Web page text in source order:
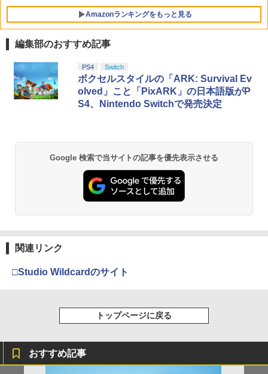
ルダノデンセツ ティア-ズ オブ ザ キン
グダム]
￥7,830
レステ]
￥7,980
5
【中古】Wii U スーパーマリオメーカー
セット
￥7,480
Amazonランキングをもっと見る
1
劇場版「鬼滅の刃」無限城編 第一章 猗
窩座再来 通常版 [Blu-ray]
￥3,964
劇場版「鬼滅の刃」無限城編 第一章 猗
窩座再来 通常版 [DVD]
￥3,523
￥8,698
『映画 ラブライブ！蓮ノ空女学院スクー
y』Blu-ray（特装限定版）
￥8,589
編集部のおすすめ記事
PS4 Switch
ボクセルスタイルの「ARK: Survival Ev
olved」こと「PixARK」の日本語版がP
S4、Nintendo Switchで発売決定
Google 検索で当サイトの記事を優先表示させる
関連リンク
□Studio Wildcardのサイト
トップページに戻る
おすすめ記事